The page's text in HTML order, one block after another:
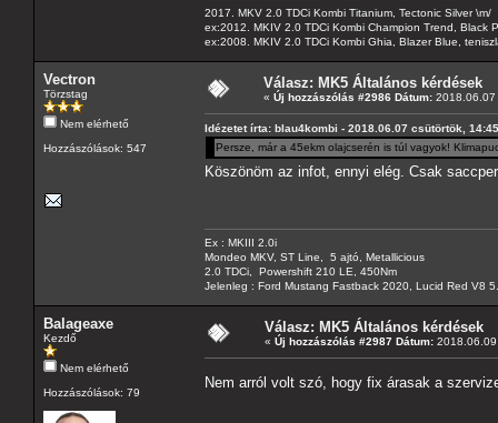
2017. MKV 2.0 TDCi Kombi Titanium, Tectonic Silver \m/
ex:2012. MKIV 2.0 TDCi Kombi Champion Trend, Black
ex:2008. MKIV 2.0 TDCi Kombi Ghia, Blazer Blue,
Vectron
Törzstag
Nem elérhető
Hozzászólások: 547
Válasz: MK5 Általános kérdések
« Új hozzászólás #2986 Dátum: 2018.06.07
Idézetet írta: blau4kombi - 2018.06.07 csütörtök,
Persze, már a 45ekm olajcserén is túl vagyok!
Köszönöm az infot, ennyi elég. Csak
Ex : MKIII 2.0i
Mondeo MKV, ST Line, 5 ajtó, Metallicious
2.0 TDCi, Powershift 210 LE, 450Nm
Jelenleg : Ford Mustang Fastback 2020, Lucid Red V8
Balageaxe
Kezdő
Nem elérhető
Hozzászólások: 79
Válasz: MK5 Általános kérdések
« Új hozzászólás #2987 Dátum:
Nem arról volt szó, hogy fix árasak a